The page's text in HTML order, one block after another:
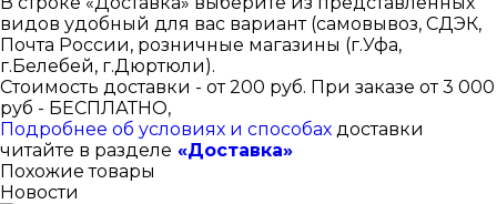
видов удобный для вас вариант (самовывоз, СДЭК,
Почта России, розничные магазины (г.Уфа,
г.Белебей, г.Дюртюли).
Стоимость доставки - от 200 руб. При заказе от 3 000
руб - БЕСПЛАТНО,
Подробнее об условиях и способах доставки
читайте в разделе «Доставка»
Похожие товары
Новости